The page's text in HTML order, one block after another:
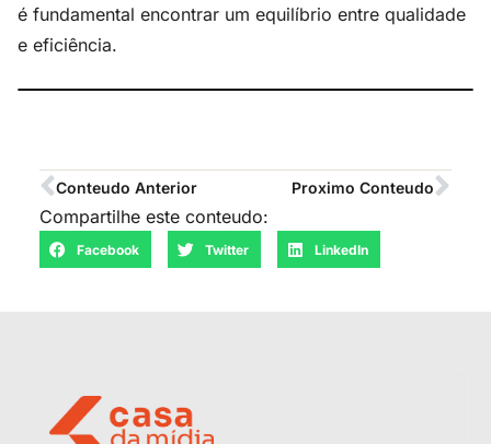
é fundamental encontrar um equilíbrio entre qualidade
e eficiência.
Conteudo Anterior Proximo Conteudo
Compartilhe este conteudo:
Facebook Twitter LinkedIn